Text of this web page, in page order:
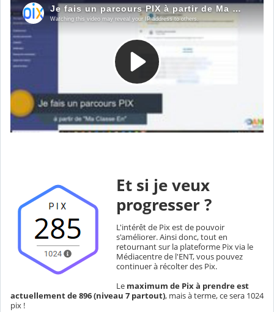
Et si je veux
progresser ?
L'intérêt de Pix est de pouvoir
s'améliorer. Ainsi donc, tout en
retournant sur la plateforme Pix via le
Médiacentre de l'ENT, vous pouvez
continuer à récolter des Pix.
Le maximum de Pix à prendre est
actuellement de 896 (niveau 7 partout), mais à terme, ce sera 1024
pix !